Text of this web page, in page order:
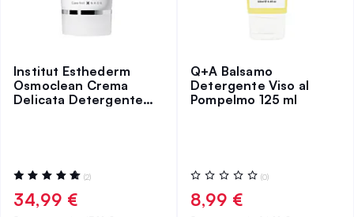
Institut Esthederm
Osmoclean Crema
Delicata Detergente
Valutazione:
100%
(2)
34,99 €
Q+A Balsamo
Detergente Viso al
Pompelmo 125 ml
Valutazione:
0%
(0)
8,99 €